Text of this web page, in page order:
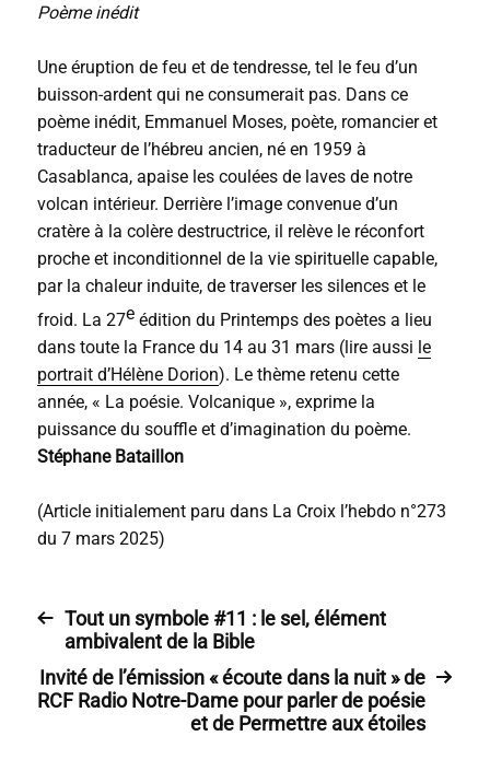
Poème inédit
Une éruption de feu et de tendresse, tel le feu d’un
buisson-ardent qui ne consumerait pas. Dans ce
poème inédit, Emmanuel Moses, poète, romancier et
traducteur de l’hébreu ancien, né en 1959 à
Casablanca, apaise les coulées de laves de notre
volcan intérieur. Derrière l’image convenue d’un
cratère à la colère destructrice, il relève le réconfort
proche et inconditionnel de la vie spirituelle capable,
par la chaleur induite, de traverser les silences et le
froid. La 27eédition du Printemps des poètes a lieu
dans toute la France du 14 au 31 mars (lire aussi le
portrait d’Hélène Dorion). Le thème retenu cette
année, « La poésie. Volcanique », exprime la
puissance du souffle et d’imagination du poème.
Stéphane Bataillon
(Article initialement paru dans La Croix l’hebdo n°273
du 7 mars 2025)
Tout un symbole #11 : le sel, élément
ambivalent de la Bible
Invité de l’émission « écoute dans la nuit » de
RCF Radio Notre-Dame pour parler de poésie
et de Permettre aux étoiles